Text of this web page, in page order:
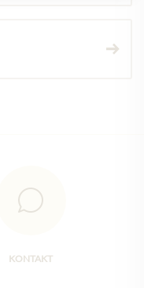
KONTAKT